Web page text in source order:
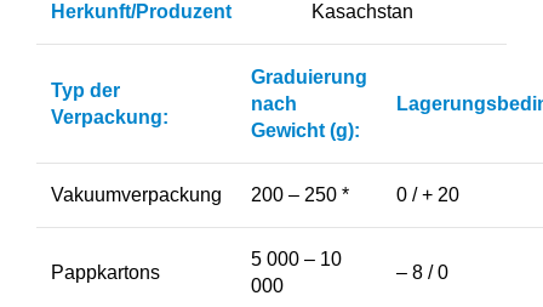
Herkunft/Produzent Kasachstan
Typ der
Verpackung:
Graduierung
nach
Gewicht (g):
Vakuumverpackung 200 – 250 * 0 / + 20
Pappkartons
5 000 – 10
000
– 8 / 0